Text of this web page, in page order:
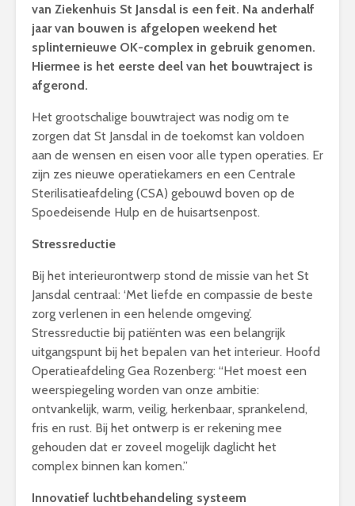
van Ziekenhuis St Jansdal is een feit. Na anderhalf
jaar van bouwen is afgelopen weekend het
splinternieuwe OK-complex in gebruik genomen.
Hiermee is het eerste deel van het bouwtraject is
afgerond.
Het grootschalige bouwtraject was nodig om te
zorgen dat St Jansdal in de toekomst kan voldoen
aan de wensen en eisen voor alle typen operaties. Er
zijn zes nieuwe operatiekamers en een Centrale
Sterilisatieafdeling (CSA) gebouwd boven op de
Spoedeisende Hulp en de huisartsenpost.
Stressreductie
Bij het interieurontwerp stond de missie van het St
Jansdal centraal: ‘Met liefde en compassie de beste
zorg verlenen in een helende omgeving’.
Stressreductie bij patiënten was een belangrijk
uitgangspunt bij het bepalen van het interieur. Hoofd
Operatieafdeling Gea Rozenberg: “Het moest een
weerspiegeling worden van onze ambitie:
ontvankelijk, warm, veilig, herkenbaar, sprankelend,
fris en rust. Bij het ontwerp is er rekening mee
gehouden dat er zoveel mogelijk daglicht het
complex binnen kan komen.”
Innovatief luchtbehandeling systeem